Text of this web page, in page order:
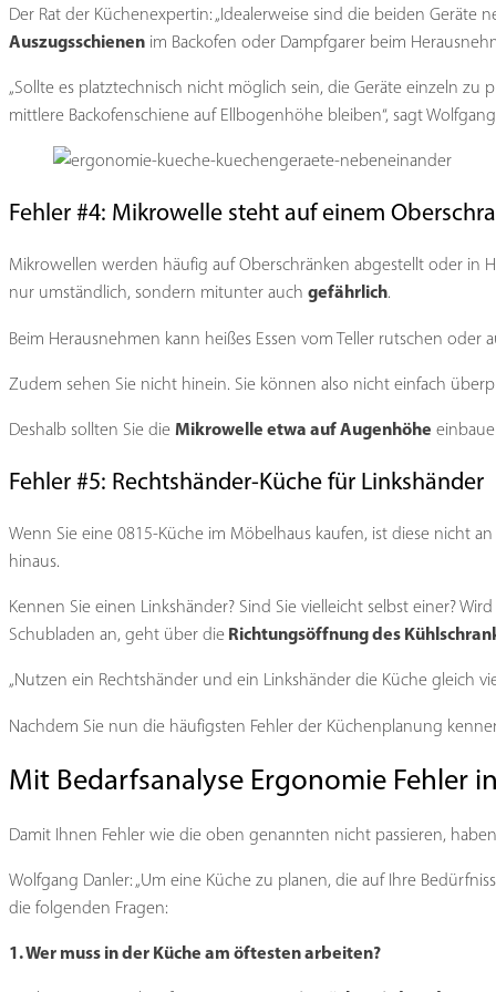
Der Rat der Küchenexpertin: „Idealerweise sind die beiden
Auszugsschienen im Backofen oder Dampfgarer beim
„Sollte es platztechnisch nicht möglich sein, die Geräte einzeln
mittlere Backofenschiene auf Ellbogenhöhe bleiben“, sagt
Fehler #4: Mikrowelle steht auf einem
Mikrowellen werden häufig auf Oberschränken abgestellt oder in
nur umständlich, sondern mitunter auch gefährlich.
Beim Herausnehmen kann heißes Essen vom Teller rutschen
Zudem sehen Sie nicht hinein. Sie können also nicht einfach
Deshalb sollten Sie die Mikrowelle etwa auf Augenhöhe
Fehler #5: Rechtshänder-Küche für Linkshänder
Wenn Sie eine 0815-Küche im Möbelhaus kaufen, ist diese nicht
hinaus.
Kennen Sie einen Linkshänder? Sind Sie vielleicht selbst einer?
Schubladen an, geht über die Richtungsöffnung des
„Nutzen ein Rechtshänder und ein Linkshänder die Küche gleich
Nachdem Sie nun die häufigsten Fehler der Küchenplanung
Mit Bedarfsanalyse Ergonomie Fehler
Damit Ihnen Fehler wie die oben genannten nicht passieren,
Wolfgang Danler: „Um eine Küche zu planen, die auf Ihre
die folgenden Fragen:
1. Wer muss in der Küche am öftesten arbeiten?